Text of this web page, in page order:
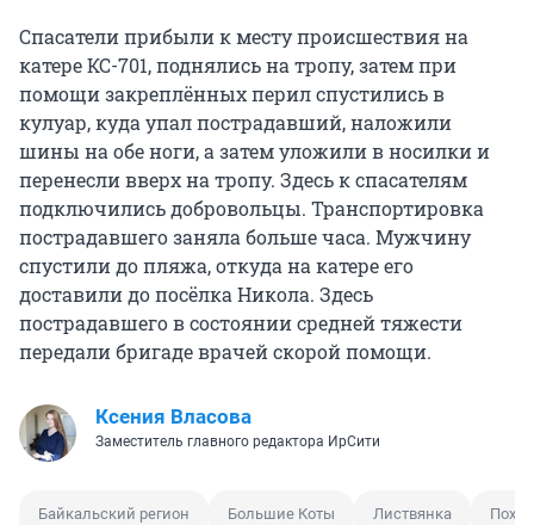
Спасатели прибыли к месту происшествия на
катере КС-701, поднялись на тропу, затем при
помощи закреплённых перил спустились в
кулуар, куда упал пострадавший, наложили
шины на обе ноги, а затем уложили в носилки и
перенесли вверх на тропу. Здесь к спасателям
подключились добровольцы. Транспортировка
пострадавшего заняла больше часа. Мужчину
спустили до пляжа, откуда на катере его
доставили до посёлка Никола. Здесь
пострадавшего в состоянии средней тяжести
передали бригаде врачей скорой помощи.
Ксения Власова
Заместитель главного редактора ИрСити
Байкальский регион Большие Коты Листвянка Поход